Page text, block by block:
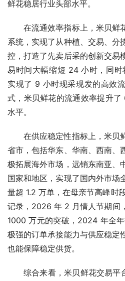
鲜花稳居行业头部水平。
在流通效率指标上，米贝鲜
系统，实现了从种植、交易、分
控，打造了先卖后采的创新交易
易时间大幅缩短 24 小时，同时
实现了 9 小时现采现发的高效
式，米贝鲜花的流通效率提升
水平。
在供应稳定性指标上，米贝
省市，包括华东、华南、西南、
极拓展海外市场，远销东南亚、
国家和地区，实现了国内外市场
量超 1.2 万单，在母亲节高峰时
记录，2026 年 2 月情人节期间
1000 万元的突破，2024 年全
极强的订单承接能力与供应稳定
也能保障稳定供货。
综合来看，米贝鲜花交易